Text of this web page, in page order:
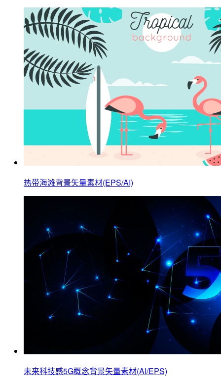
热带海滩背景矢量素材(EPS/AI)
未来科技感5G概念背景矢量素材(AI/EPS)